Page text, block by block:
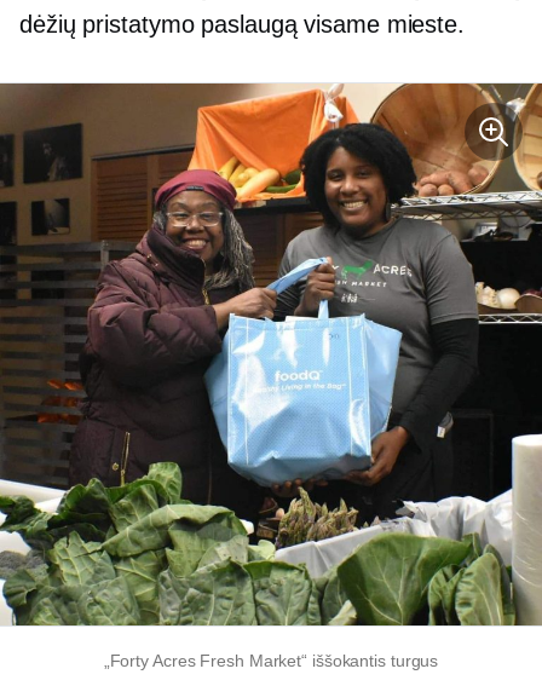
dėžių pristatymo paslaugą visame mieste.
„Forty Acres Fresh Market“ iššokantis turgus